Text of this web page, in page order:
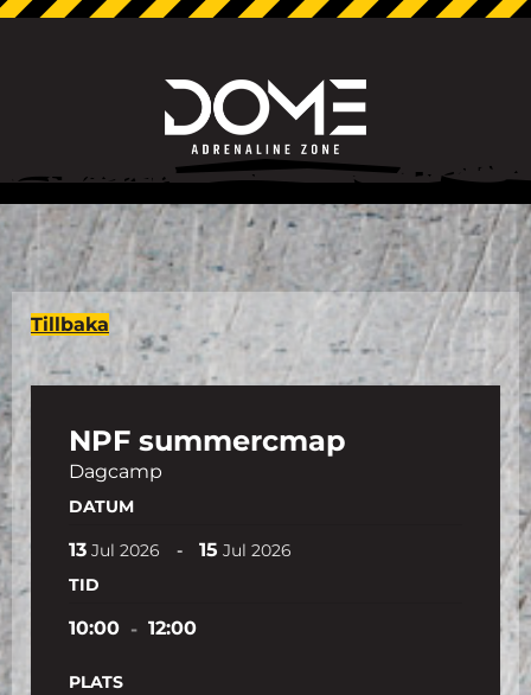
Tillbaka
NPF summercmap
Dagcamp
DATUM
13 Jul 2026 - 15 Jul 2026
TID
10:00 - 12:00
PLATS